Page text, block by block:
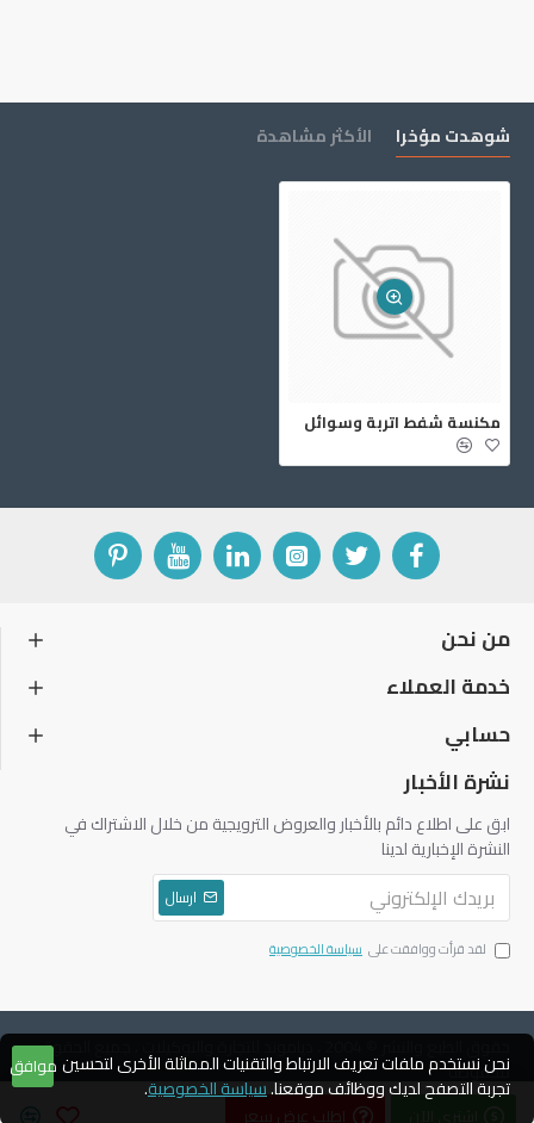
اطلب عرض سعر
شوهدت مؤخرا الأكثر مشاهدة
مكنسة شفط اتربة وسوائل
من نحن
خدمة العملاء
حسابي
نشرة الأخبار
ابق على اطلاع دائم بالأخبار والعروض الترويجية من خلال الاشتراك في
النشرة الإخبارية لدينا
ارسال
لقد قرأت ووافقت على سياسة الخصوصية
حقوق الطبع والنشر © 2004 ، دياموند للتجارة والتوكيلات ، جميع الحقوق
محفوظة
موافق نحن نستخدم ملفات تعريف الارتباط والتقنيات المماثلة الأخرى لتحسين
تجربة التصفح لديك ووظائف موقعنا.سياسة الخصوصية.